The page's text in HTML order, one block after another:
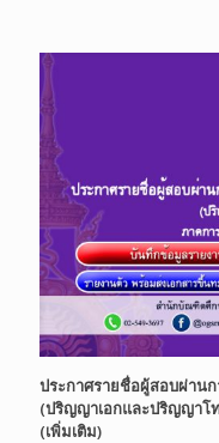
ประกาศรายชื่อผู้สอบผ่าน
(ปริญญาเอกและปริญญาโ
(เพิ่มเติม)